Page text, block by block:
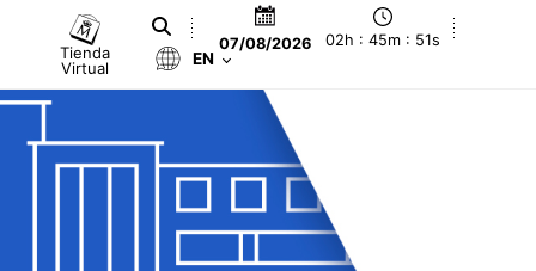
Tienda
Virtual
07/08/2026 02h : 45m : 52s
EN